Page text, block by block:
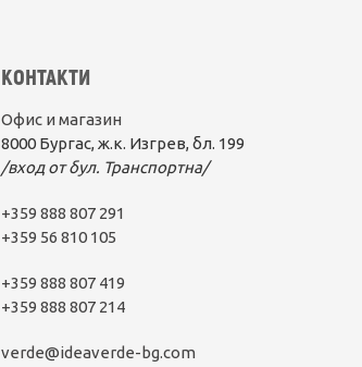
КОНТАКТИ
Офис и магазин
8000 Бургас, ж.к. Изгрев, бл. 199
/вход от бул. Транспортна/
+359 888 807 291
+359 56 810 105
+359 888 807 419
+359 888 807 214
verde@ideaverde-bg.com